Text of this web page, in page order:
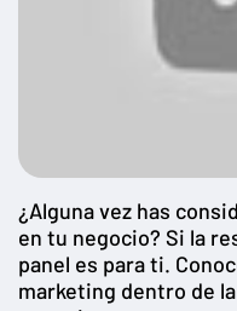
¿Alguna vez has
en tu negocio? Si la
panel es para ti.
marketing dentro de